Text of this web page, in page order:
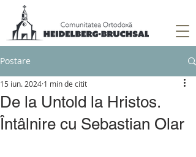
Postare
De la Untold la Hristos.
Întâlnire cu Sebastian Olar
15 iun. 2024 1 min de citit